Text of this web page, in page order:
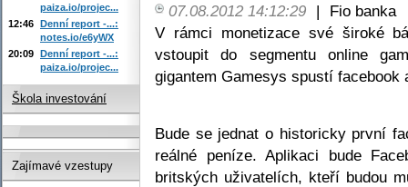
07.08.2012 14:12:29 |
Fio banka
V rámci monetizace své široké
vstoupit do segmentu online
gigantem Gamesys spustí
Bude se jednat o historicky první
reálné peníze. Aplikaci bude
britských uživatelích, kteří budou
paiza.io/projec...
12:46 Denní report -...:
notes.io/e6yWX
20:09 Denní report -...:
paiza.io/projec...
Škola investování
Zajímavé vzestupy